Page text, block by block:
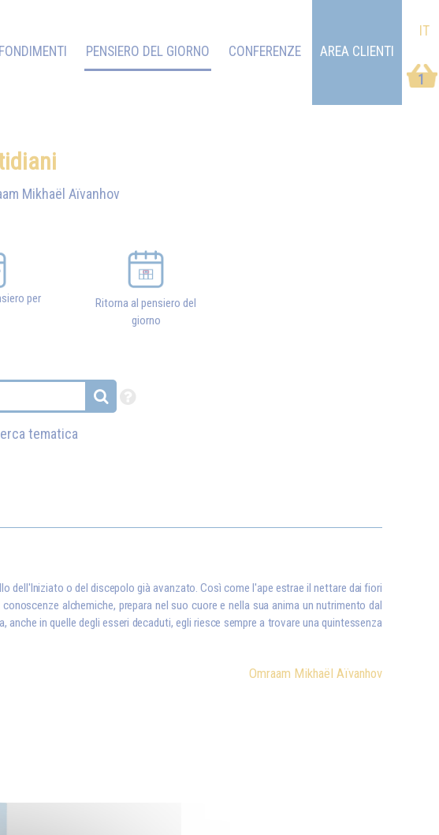
PENSIERO DEL GIORNO
CONFERENZE
1
AREA CLIENTI
IT
Mikhaël Aïvanhov
per
Ritorna al pensiero del
giorno
tematica
dell'Iniziato o del discepolo già avanzato. Così come l'ape estrae il nettare dai fiori
alchemiche, prepara nel suo cuore e nella sua anima un nutrimento dal
in quelle degli esseri decaduti, egli riesce sempre a trovare una quintessenza
Omraam Mikhaël Aïvanhov